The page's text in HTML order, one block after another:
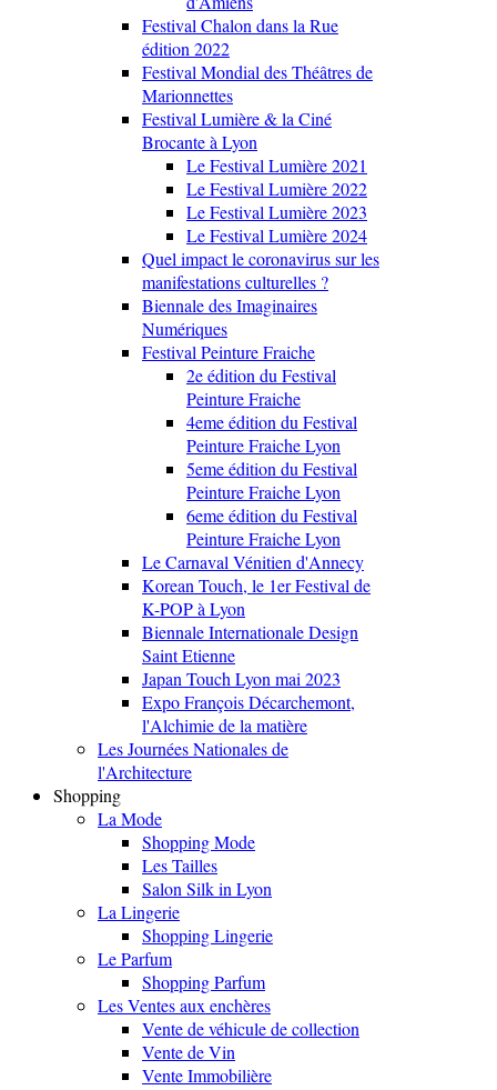
Festival Chalon dans la Rue
édition 2022
Festival Mondial des Théâtres de
Marionnettes
Festival Lumière & la Ciné
Brocante à Lyon
Le Festival Lumière 2021
Le Festival Lumière 2022
Le Festival Lumière 2023
Le Festival Lumière 2024
Quel impact le coronavirus sur les
manifestations culturelles ?
Biennale des Imaginaires
Numériques
Festival Peinture Fraiche
2e édition du Festival
Peinture Fraiche
4eme édition du Festival
Peinture Fraiche Lyon
5eme édition du Festival
Peinture Fraiche Lyon
6eme édition du Festival
Peinture Fraiche Lyon
Le Carnaval Vénitien d'Annecy
Korean Touch, le 1er Festival de
K-POP à Lyon
Biennale Internationale Design
Saint Etienne
Japan Touch Lyon mai 2023
Expo François Décarchemont,
l'Alchimie de la matière
Les Journées Nationales de
l'Architecture
Shopping
La Mode
Shopping Mode
Les Tailles
Salon Silk in Lyon
La Lingerie
Shopping Lingerie
Le Parfum
Shopping Parfum
Les Ventes aux enchères
Vente de véhicule de collection
Vente de Vin
Vente Immobilière